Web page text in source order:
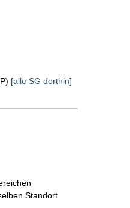
[alle SG dorthin]
Standort